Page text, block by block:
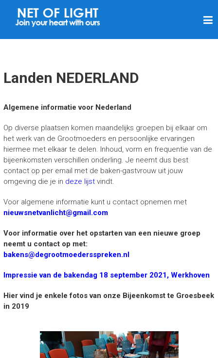
N
A
C
H
T
Landen NEDERLAND
Algemene informatie voor Nederland
Op diverse plaatsen komen maandelijks groepen bij elkaar om
het werk van de Grootmoeders en persoonlijke ervaringen
hiermee met elkaar te delen. Inhoud, vorm en frequentie van de
bijeenkomsten verschillen onderling. Je neemt dus best
contact op per email met de baken-gastvrouw uit jouw
omgeving die je in deze lijstvindt.
Voor algemene informatie kunt u contact opnemen met
nieuwsnetvanlicht@gmail.com
Voor informatie over het opstarten van een nieuwe groep
neemt u contact op met:
bakens@degrootmoedersspreken.nl
Impressie van de bakendag 18 september 2021, Werkhoven
Hier vind je enkele fotos van onze Bijeenkomst te Groesbeek
in 2019